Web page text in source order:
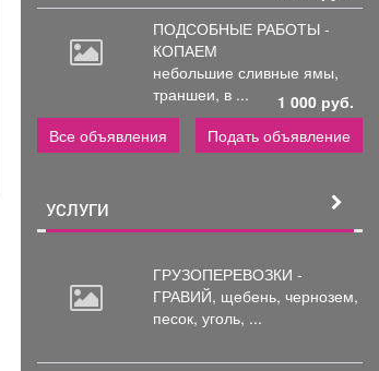
ПОДСОБНЫЕ РАБОТЫ -
КОПАЕМ
небольшие сливные ямы,
траншеи, в ...
1 000 руб.
Все объявления
Подать объявление
УСЛУГИ
ГРУЗОПЕРЕВОЗКИ -
ГРАВИЙ, щебень, чернозем,
песок, уголь, ...